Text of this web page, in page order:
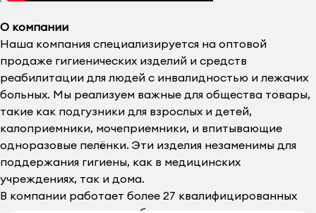
О компании
Наша компания специализируется на оптовой
продаже гигиенических изделий и средств
реабилитации для людей с инвалидностью и лежачих
больных. Мы реализуем важные для общества товары,
такие как подгузники для взрослых и детей,
калоприемники, мочеприемники, и впитывающие
одноразовые пелёнки. Эти изделия незаменимы для
поддержания гигиены, как в медицинских
учреждениях, так и дома.
В компании работает более 27 квалифицированных